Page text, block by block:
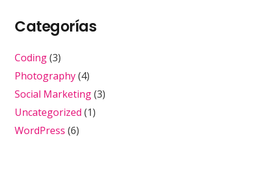
Categorías
Coding(3)
Photography(4)
Social Marketing(3)
Uncategorized (1)
WordPress (6)